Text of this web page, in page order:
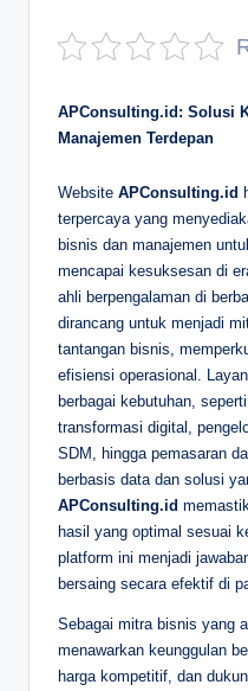
D
APConsulting.id: Solusi
Manajemen Terdepan
Website APConsulting.id
terpercaya yang
bisnis dan manajemen
mencapai kesuksesan di
ahli berpengalaman di
dirancang untuk menjadi
tantangan bisnis,
efisiensi operasional.
berbagai kebutuhan,
transformasi digital,
SDM, hingga pemasaran
berbasis data dan solusi
APConsulting.id
hasil yang optimal sesuai
platform ini menjadi
bersaing secara efektif di
Sebagai mitra bisnis yang
menawarkan keunggulan
harga kompetitif, dan